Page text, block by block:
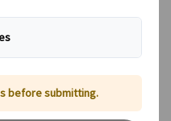
ーション